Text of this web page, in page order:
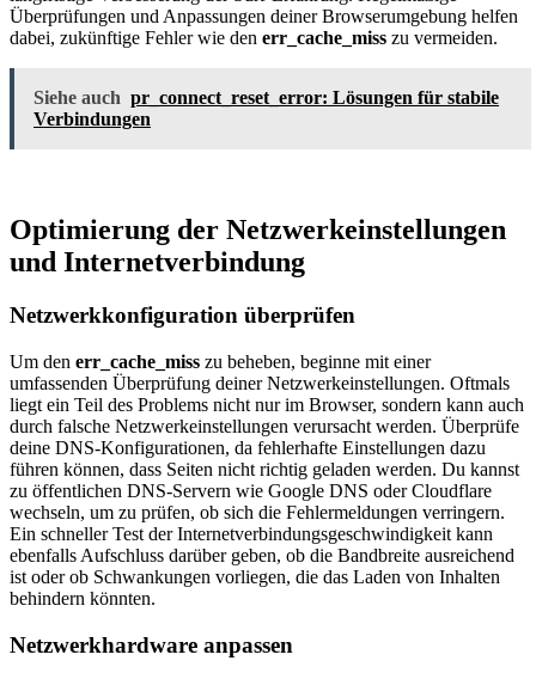
Überprüfungen und Anpassungen deiner Browserumgebung helfen
dabei, zukünftige Fehler wie den err_cache_miss zu vermeiden.
Siehe auch pr_connect_reset_error: Lösungen für stabile
Verbindungen
Optimierung der Netzwerkeinstellungen
und Internetverbindung
Netzwerkkonfiguration überprüfen
Um den err_cache_miss zu beheben, beginne mit einer
umfassenden Überprüfung deiner Netzwerkeinstellungen. Oftmals
liegt ein Teil des Problems nicht nur im Browser, sondern kann auch
durch falsche Netzwerkeinstellungen verursacht werden. Überprüfe
deine DNS-Konfigurationen, da fehlerhafte Einstellungen dazu
führen können, dass Seiten nicht richtig geladen werden. Du kannst
zu öffentlichen DNS-Servern wie Google DNS oder Cloudflare
wechseln, um zu prüfen, ob sich die Fehlermeldungen verringern.
Ein schneller Test der Internetverbindungsgeschwindigkeit kann
ebenfalls Aufschluss darüber geben, ob die Bandbreite ausreichend
ist oder ob Schwankungen vorliegen, die das Laden von Inhalten
behindern könnten.
Netzwerkhardware anpassen